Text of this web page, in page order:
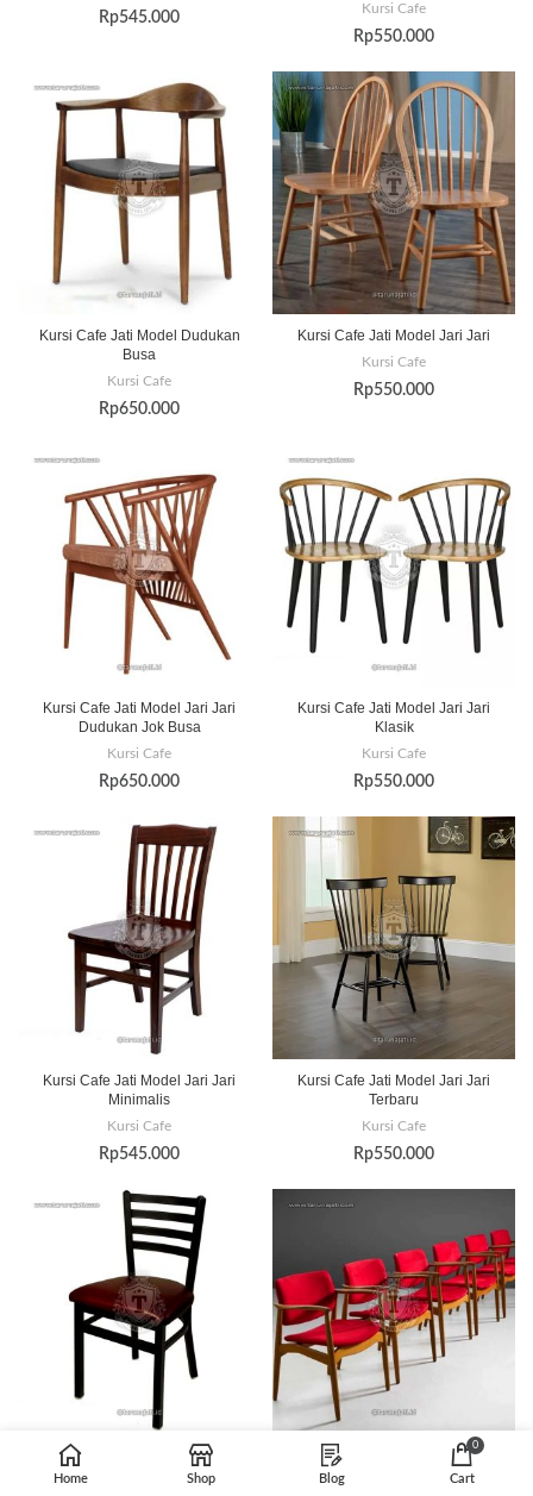
Rp545.000
Kursi Cafe
Rp550.000
Kursi Cafe Jati Model Dudukan
Busa
Kursi Cafe
Rp650.000
Kursi Cafe Jati Model Jari Jari
Kursi Cafe
Rp550.000
Kursi Cafe Jati Model Jari Jari
Dudukan Jok Busa
Kursi Cafe
Rp650.000
Kursi Cafe Jati Model Jari Jari
Klasik
Kursi Cafe
Rp550.000
Kursi Cafe Jati Model Jari Jari
Minimalis
Kursi Cafe
Rp545.000
Kursi Cafe Jati Model Jari Jari
Terbaru
Kursi Cafe
Rp550.000
Kursi Cafe Jati Model Jok Kursi Cafe Jati Model Jok Mewah
Home Shop Blog
0
Cart